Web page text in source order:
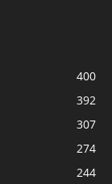
400
392
307
274
244